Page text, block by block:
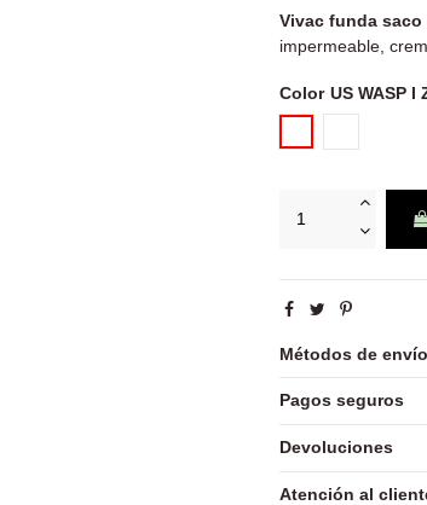
Vivac funda saco
impermeable,
Color
Métodos de envío
Pagos seguros
Devoluciones
Atención al